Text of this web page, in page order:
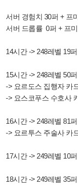
서버 경험치 30퍼 + 프
서버 드롭률 0퍼 + 프
14시간 -> 248레벨 19
15시간 -> 248레벨 50
-> 요르도스 집행자 카
-> 요스코푸스 수호사
16시간 -> 248레벨 81
-> 요르투스 주술사 카
17시간 -> 249레벨 10
18시간 -> 249레벨 35